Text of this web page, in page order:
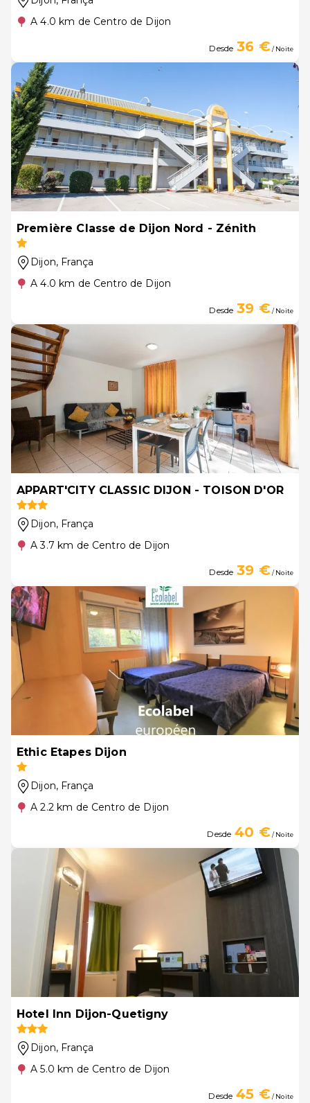
A 4.0 km de Centro de Dijon
Desde 36 €/ Noite
Première Classe de Dijon Nord - Zénith
Dijon, França
A 4.0 km de Centro de Dijon
Desde 39 €/ Noite
APPART'CITY CLASSIC DIJON - TOISON D'OR
Dijon, França
A 3.7 km de Centro de Dijon
Desde 39 €/ Noite
Ethic Etapes Dijon
Dijon, França
A 2.2 km de Centro de Dijon
Desde 40 €/ Noite
Hotel Inn Dijon-Quetigny
Dijon, França
A 5.0 km de Centro de Dijon
Desde 45 €/ Noite